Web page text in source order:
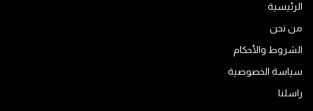
الرئيسية
من نحن
الشروط والأحكام
سياسة الخصوصية
راسلنا